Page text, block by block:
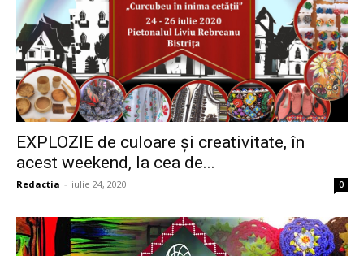
EXPLOZIE de culoare și creativitate, în
acest weekend, la cea de...
Redactia - iulie 24, 2020 0